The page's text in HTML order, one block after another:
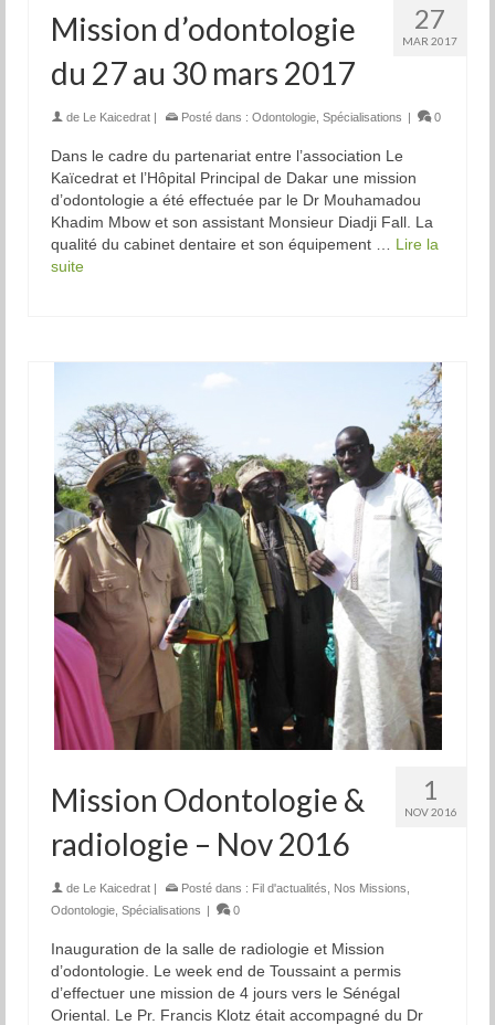
27
MAR 2017
Mission d’odontologie
du 27 au 30 mars 2017
de Le Kaicedrat | Posté dans : Odontologie Spécialisations | 0
Dans le cadre du partenariat entre l’association Le
Kaïcedrat et l’Hôpital Principal de Dakar une mission
d’odontologie a été effectuée par le Dr Mouhamadou
Khadim Mbow et son assistant Monsieur Diadji Fall. La
qualité du cabinet dentaire et son équipement … Lire la
suite
1
NOV 2016
Mission Odontologie &
radiologie – Nov 2016
de Le Kaicedrat | Posté dans : Fil d'actualités Nos Missions
Odontologie Spécialisations | 0
Inauguration de la salle de radiologie et Mission
d’odontologie. Le week end de Toussaint a permis
d’effectuer une mission de 4 jours vers le Sénégal
Oriental. Le Pr. Francis Klotz était accompagné du Dr